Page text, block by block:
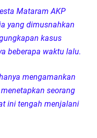
Mataram AKP
yang dimusnahkan
kasus
beberapa waktu lalu.
mengamankan
seorang
ini tengah menjalani